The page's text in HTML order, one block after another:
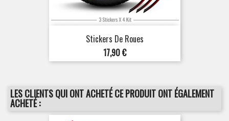
Stickers De Roues
Prix
17,90 €
LES CLIENTS QUI ONT ACHETÉ CE PRODUIT ONT ÉGALEMENT
ACHETÉ :